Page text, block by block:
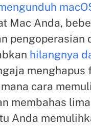
Mac Anda,
pengoperasian
hilangnya
menghapus
cara
membahas
Anda